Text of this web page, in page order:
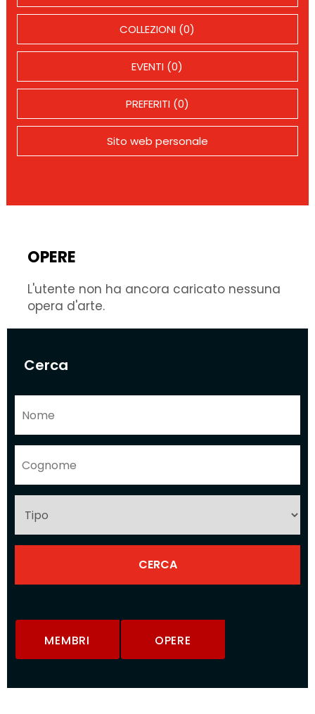
Cerca
MEMBRI OPERE
COLLEZIONI (0)
EVENTI (0)
PREFERITI (0)
Sito web personale
OPERE
L'utente non ha ancora caricato nessuna
opera d'arte.